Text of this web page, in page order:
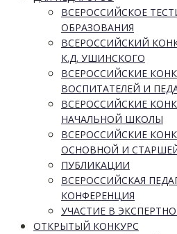
ВСЕРОССИЙСКОЕ
ОБРАЗОВАНИЯ
ВСЕРОССИЙСКИЙ
К.Д. УШИНСКОГО
ВСЕРОССИЙСКИЕ
ВОСПИТАТЕЛЕЙ И
ВСЕРОССИЙСКИЕ
НАЧАЛЬНОЙ ШКОЛЫ
ВСЕРОССИЙСКИЕ
ОСНОВНОЙ И
ПУБЛИКАЦИИ
ВСЕРОССИЙСКАЯ
КОНФЕРЕНЦИЯ
УЧАСТИЕ В
ОТКРЫТЫЙ КОНКУРС